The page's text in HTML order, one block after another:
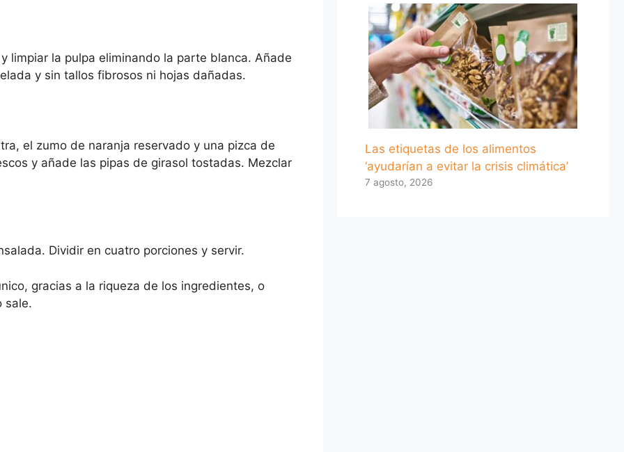
limpiar la pulpa eliminando la parte blanca. Añade
y sin tallos fibrosos ni hojas dañadas.
el zumo de naranja reservado y una pizca de
y añade las pipas de girasol tostadas. Mezclar
Dividir en cuatro porciones y servir.
gracias a la riqueza de los ingredientes, o
sale.
Las etiquetas de los alimentos
‘ayudarían a evitar la crisis climática’
7 agosto, 2026